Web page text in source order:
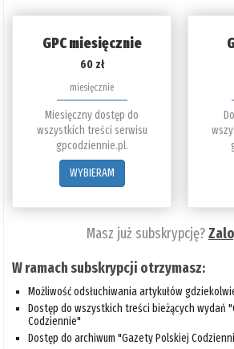
GPC miesięcznie
60 zł
miesięcznie
Miesięczny dostęp do
wszystkich treści serwisu
gpcodziennie.pl.
WYBIERAM
Masz już subskrypcję?
W ramach subskrypcji otrzymasz:
Możliwość odsłuchiwania artykułów
Dostęp do wszystkich treści bieżących wydań
Codziennie"
Dostęp do archiwum "Gazety Polskiej